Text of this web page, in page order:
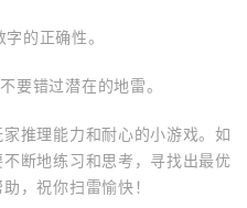
的正确性。
要错过潜在的地雷。
推理能力和耐心的小游戏。如
断地练习和思考，寻找出最优
，祝你扫雷愉快！